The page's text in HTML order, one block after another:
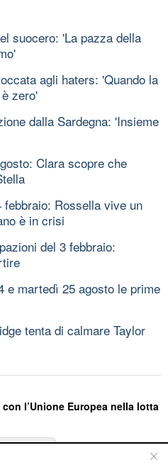
suocero: 'La pazza della
agli haters: 'Quando la
zero'
dalla Sardegna: 'Insieme
Clara scopre che
Rossella vive un
è in crisi
del 3 febbraio:
e martedì 25 agosto le prime
tenta di calmare Taylor
l’Unione Europea nella lotta